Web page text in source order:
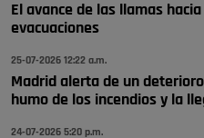
🔴 EXCLUSIVA |
se va porke no tiene piscina 🤪🤪🤪
Pozuelo de Alarcón
🔴 EXCLUSIVA |
El avance de las llamas
evacuaciones
25-07-2026 12:22 a.m.
Madrid alerta de un
humo de los incendios y la
24-07-2026 5:20 p.m.